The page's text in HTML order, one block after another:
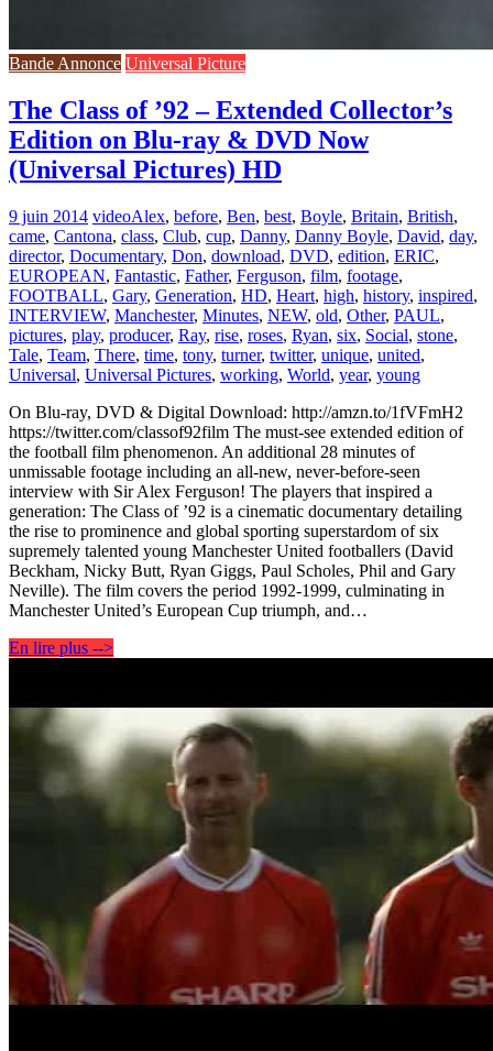
Bande Annonce Universal Picture
The Class of ’92 – Extended Collector’s
Edition on Blu-ray & DVD Now
(Universal Pictures) HD
9 juin 2014 videoAlex, before, Ben, best, Boyle, Britain, British,
came, Cantona, class, Club, cup, Danny, Danny Boyle, David, day,
director, Documentary, Don, download, DVD, edition, ERIC,
EUROPEAN, Fantastic, Father, Ferguson, film, footage,
FOOTBALL, Gary, Generation, HD, Heart, high, history, inspired,
INTERVIEW, Manchester, Minutes, NEW, old, Other, PAUL,
pictures, play, producer, Ray, rise, roses, Ryan, six, Social, stone,
Tale, Team, There, time, tony, turner, twitter, unique, united,
Universal, Universal Pictures, working, World, year, young
On Blu-ray, DVD & Digital Download: http://amzn.to/1fVFmH2
https://twitter.com/classof92film The must-see extended edition of
the football film phenomenon. An additional 28 minutes of
unmissable footage including an all-new, never-before-seen
interview with Sir Alex Ferguson! The players that inspired a
generation: The Class of ’92 is a cinematic documentary detailing
the rise to prominence and global sporting superstardom of six
supremely talented young Manchester United footballers (David
Beckham, Nicky Butt, Ryan Giggs, Paul Scholes, Phil and Gary
Neville). The film covers the period 1992-1999, culminating in
Manchester United’s European Cup triumph, and…
En lire plus -->